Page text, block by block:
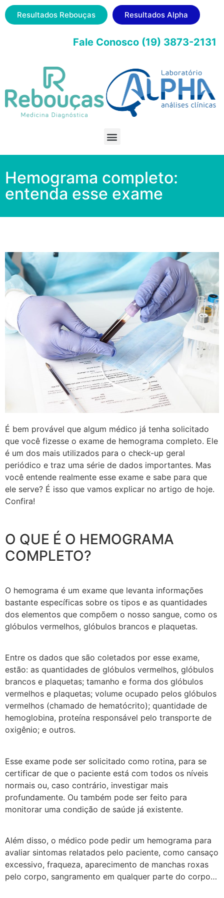
Resultados Rebouças Resultados Alpha
Fale Conosco (19) 3873-2131
Hemograma completo:
entenda esse exame
É bem provável que algum médico já tenha solicitado
que você fizesse o exame de hemograma completo. Ele
é um dos mais utilizados para o check-up geral
periódico e traz uma série de dados importantes. Mas
você entende realmente esse exame e sabe para que
ele serve? É isso que vamos explicar no artigo de hoje.
Confira!
O QUE É O HEMOGRAMA
COMPLETO?
O hemograma é um exame que levanta informações
bastante específicas sobre os tipos e as quantidades
dos elementos que compõem o nosso sangue, como os
glóbulos vermelhos, glóbulos brancos e plaquetas.
Entre os dados que são coletados por esse exame,
estão: as quantidades de glóbulos vermelhos, glóbulos
brancos e plaquetas; tamanho e forma dos glóbulos
vermelhos e plaquetas; volume ocupado pelos glóbulos
vermelhos (chamado de hematócrito); quantidade de
hemoglobina, proteína responsável pelo transporte de
oxigênio; e outros.
Esse exame pode ser solicitado como rotina, para se
certificar de que o paciente está com todos os níveis
normais ou, caso contrário, investigar mais
profundamente. Ou também pode ser feito para
monitorar uma condição de saúde já existente.
Além disso, o médico pode pedir um hemograma para
avaliar sintomas relatados pelo paciente, como cansaço
excessivo, fraqueza, aparecimento de manchas roxas
pelo corpo, sangramento em qualquer parte do corpo…